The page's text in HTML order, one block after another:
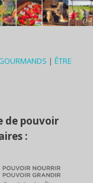
| ÊTRE
de pouvoir
: